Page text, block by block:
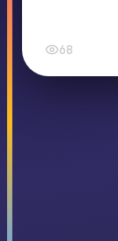
68